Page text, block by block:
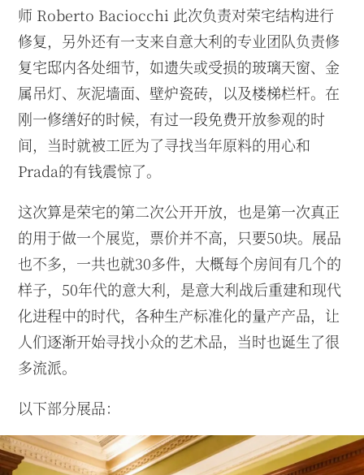
师 Roberto Baciocchi 此次负责对荣宅结构进行
修复，另外还有一支来自意大利的专业团队负责修
复宅邸内各处细节，如遗失或受损的玻璃天窗、金
属吊灯、灰泥墙面、壁炉瓷砖，以及楼梯栏杆。在
刚一修缮好的时候，有过一段免费开放参观的时
间，当时就被工匠为了寻找当年原料的用心和
Prada的有钱震惊了。
这次算是荣宅的第二次公开开放，也是第一次真正
的用于做一个展览，票价并不高，只要50块。展品
也不多，一共也就30多件，大概每个房间有几个的
样子，50年代的意大利，是意大利战后重建和现代
化进程中的时代，各种生产标准化的量产产品，让
人们逐渐开始寻找小众的艺术品，当时也诞生了很
多流派。
以下部分展品：